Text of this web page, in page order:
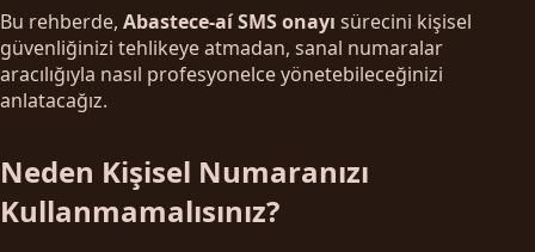
Bu rehberde, Abastece-aí SMS onayı sürecini kişisel
güvenliğinizi tehlikeye atmadan, sanal numaralar
aracılığıyla nasıl profesyonelce yönetebileceğinizi
anlatacağız.
Neden Kişisel Numaranızı
Kullanmamalısınız?